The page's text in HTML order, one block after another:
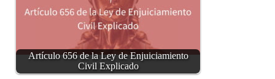
Artículo 656 de la Ley de Enjuiciamiento
Civil Explicado